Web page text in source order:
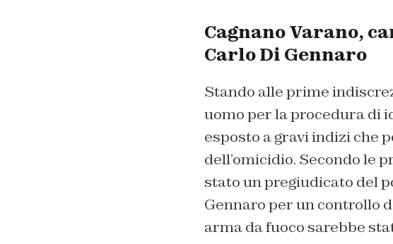
Cagnano Varano,
Carlo Di Gennaro
Stando alle prime
uomo per la procedura di
esposto a gravi indizi che
dell’omicidio. Secondo le
stato un pregiudicato del
Gennaro per un controllo
arma da fuoco sarebbe